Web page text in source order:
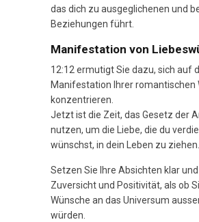
das dich zu ausgeglichenen und
Beziehungen führt.
Manifestation von
12:12 ermutigt Sie dazu, sich auf
Manifestation Ihrer romantischen
konzentrieren.
Jetzt ist die Zeit, das Gesetz der
nutzen, um die Liebe, die du
wünschst, in dein Leben zu ziehen.
Setzen Sie Ihre Absichten klar
Zuversicht und Positivität, als ob
Wünsche an das Universum
würden.